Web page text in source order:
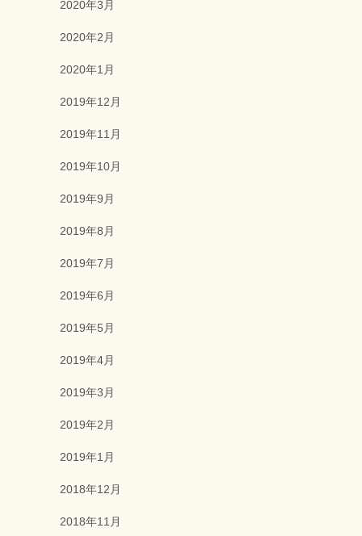
2020年3月
2020年2月
2020年1月
2019年12月
2019年11月
2019年10月
2019年9月
2019年8月
2019年7月
2019年6月
2019年5月
2019年4月
2019年3月
2019年2月
2019年1月
2018年12月
2018年11月